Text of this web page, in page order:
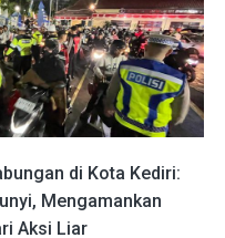
di Kota Kediri:
Mengamankan
Aksi Liar